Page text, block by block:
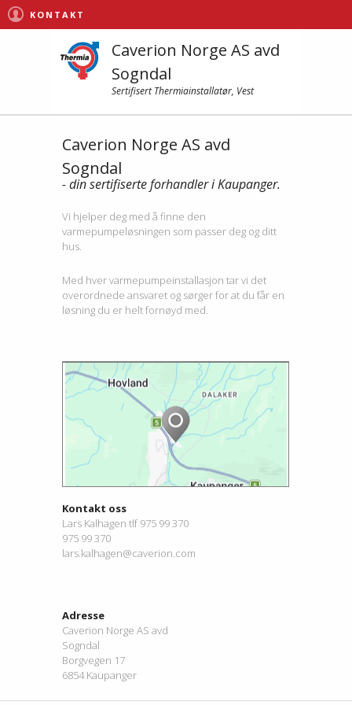
KONTAKT
Caverion Norge AS avd
Sogndal
Sertifisert Thermiainstallatør, Vest
Caverion Norge AS avd
Sogndal
- din sertifiserte forhandler i Kaupanger.
Vi hjelper deg med å finne den
varmepumpeløsningen som passer deg og ditt
hus.
Med hver varmepumpeinstallasjon tar vi det
overordnede ansvaret og sørger for at du får en
løsning du er helt fornøyd med.
Kontakt oss
Lars Kalhagen tlf 975 99 370
975 99 370
lars.kalhagen@caverion.com
Adresse
Caverion Norge AS avd
Sogndal
Borgvegen 17
6854 Kaupanger